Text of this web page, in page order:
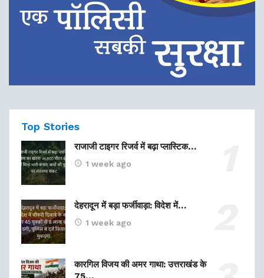
Top Stories
राजाजी टाइगर रिजर्व में बढ़ा प्लास्टिक…
1 week ago
देहरादून में बड़ा फर्जीवाड़ा: विदेश में…
1 week ago
कारगिल विजय की अमर गाथा: उत्तराखंड के